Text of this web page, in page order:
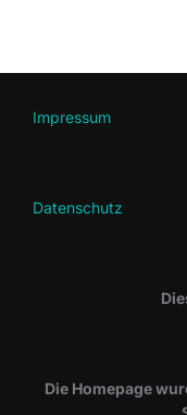
Impressum
Datenschutz
Die Homepage